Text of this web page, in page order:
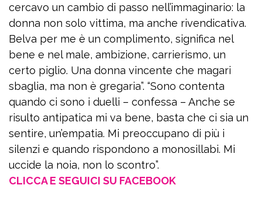
cercavo un cambio di passo nell’immaginario: la
donna non solo vittima, ma anche rivendicativa.
Belva per me è un complimento, significa nel
bene e nel male, ambizione, carrierismo, un
certo piglio. Una donna vincente che magari
sbaglia, ma non è gregaria”. “Sono contenta
quando ci sono i duelli – confessa – Anche se
risulto antipatica mi va bene, basta che ci sia un
sentire, un’empatia. Mi preoccupano di più i
silenzi e quando rispondono a monosillabi. Mi
uccide la noia, non lo scontro”.
CLICCA E SEGUICI SU FACEBOOK